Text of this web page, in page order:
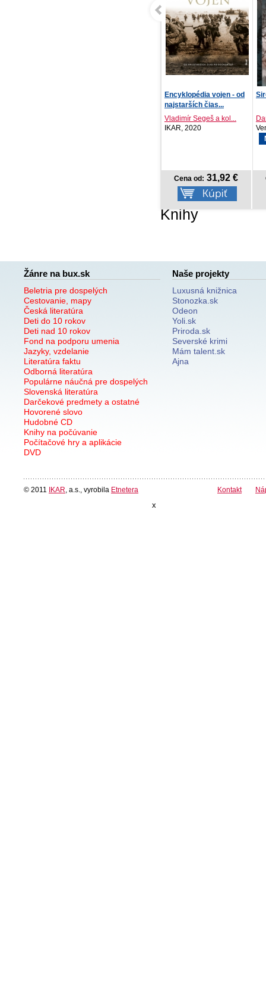
Sirotčinec u jezera
Daniel G. Miller
Vendeta, 2026
Cena od: 14,06 €
Knihy
Žánre na bux.sk
Beletria pre dospelých
Cestovanie, mapy
Česká literatúra
Deti do 10 rokov
Deti nad 10 rokov
Fond na podporu umenia
Jazyky, vzdelanie
Literatúra faktu
Odborná literatúra
Populárne náučná pre dospelých
Slovenská literatúra
Darčekové predmety a ostatné
Hovorené slovo
Hudobné CD
Knihy na počúvanie
Počítačové hry a aplikácie
DVD
Naše projekty
Luxusná knižnica
Stonozka.sk
Odeon
Yoli.sk
Priroda.sk
Severské krimi
Mám talent.sk
Ajna
© 2011 IKAR , a.s., vyrobila Etnetera Kontakt
x